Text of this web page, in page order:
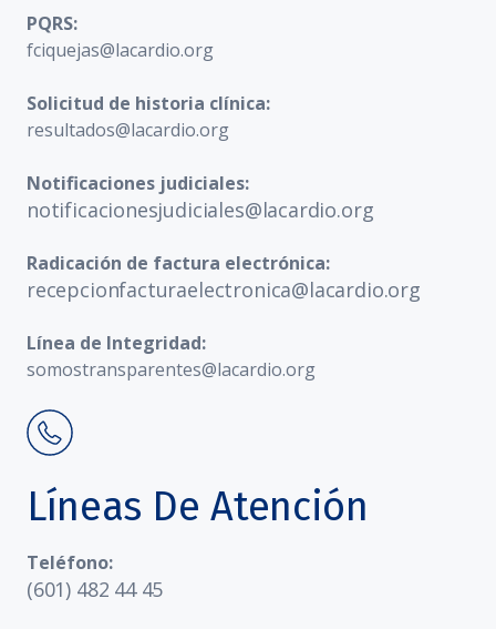
PQRS:
fciquejas@lacardio.org
Solicitud de historia clínica:
resultados@lacardio.org
Notificaciones judiciales:
notificacionesjudiciales@lacardio.org
Radicación de factura electrónica:
recepcionfacturaelectronica@lacardio.org
Línea de Integridad:
somostransparentes@lacardio.org
Líneas De Atención
Teléfono:
(601) 482 44 45